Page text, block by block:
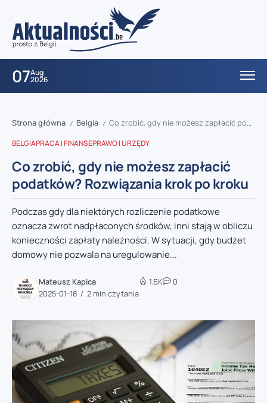
07Aug
2026
Strona główna / Belgia / Co zrobić, gdy nie możesz zapłacić podatków? Rozwiązania krok po kroku
BELGIAPRACA I FINANSEPRAWO I URZĘDY
Co zrobić, gdy nie możesz zapłacić
podatków? Rozwiązania krok po kroku
Podczas gdy dla niektórych rozliczenie podatkowe
oznacza zwrot nadpłaconych środków, inni stają w obliczu
konieczności zapłaty należności. W sytuacji, gdy budżet
domowy nie pozwala na uregulowanie...
Mateusz Kapica
2025-01-18
2 min czytania
1.6K 0